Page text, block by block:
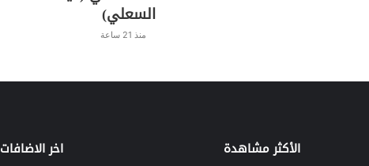
السعلي)
منذ 21 ساعة
الأكثر مشاهدة اخر الاضافات